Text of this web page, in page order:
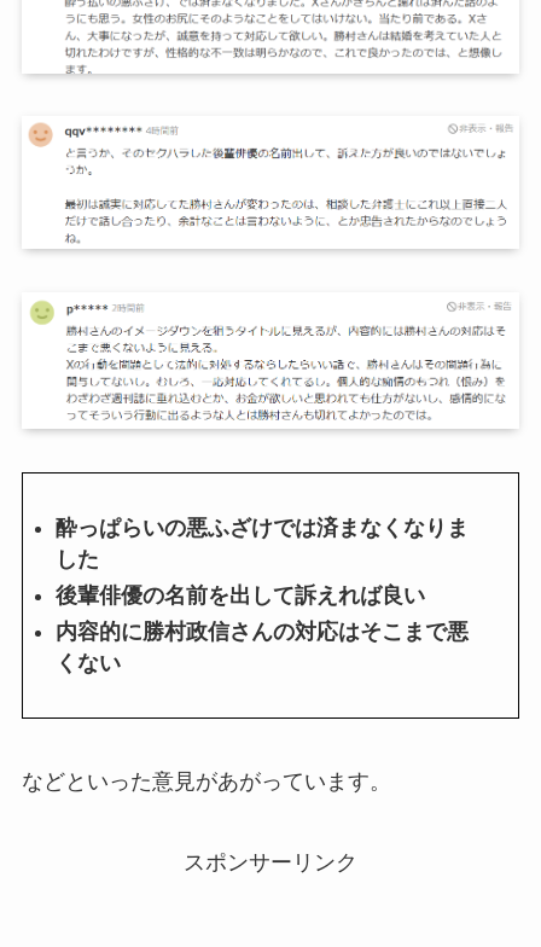
酔っぱらいの悪ふざけでは済まなくなりま
した
後輩俳優の名前を出して訴えれば良い
内容的に勝村政信さんの対応はそこまで悪
くない
などといった意見があがっています。
スポンサーリンク